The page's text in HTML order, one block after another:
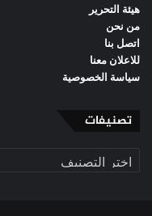
هيئة التحرير
من نحن
اتصل بنا
للاعلان معنا
سياسة الخصوصية
تصنيفات
تصنيفات